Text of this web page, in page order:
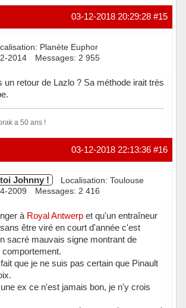
#15
03-12-2018 20:29:28
Planète Euphor
2014
Messages: 2 955
un retour de Lazlo ? Sa méthode irait très
a 50 ans !
#16
03-12-2018 22:13:36
Johnny !
Localisation: Toulouse
2009
Messages: 2 416
à Royal Antwerpet qu'un entraîneur
être viré en court d'année c'est
sacré mauvais signe montrant de
que je ne suis pas certain que Pinault
ex ce n'est jamais bon, je n'y crois